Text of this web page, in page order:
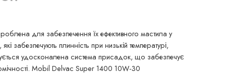
для забезпечення їх ефективного мастила у
плинність при низькій температурі,
удосконалена система присадок, що забезпечує
Mobil Delvac Super 1400 10W-30